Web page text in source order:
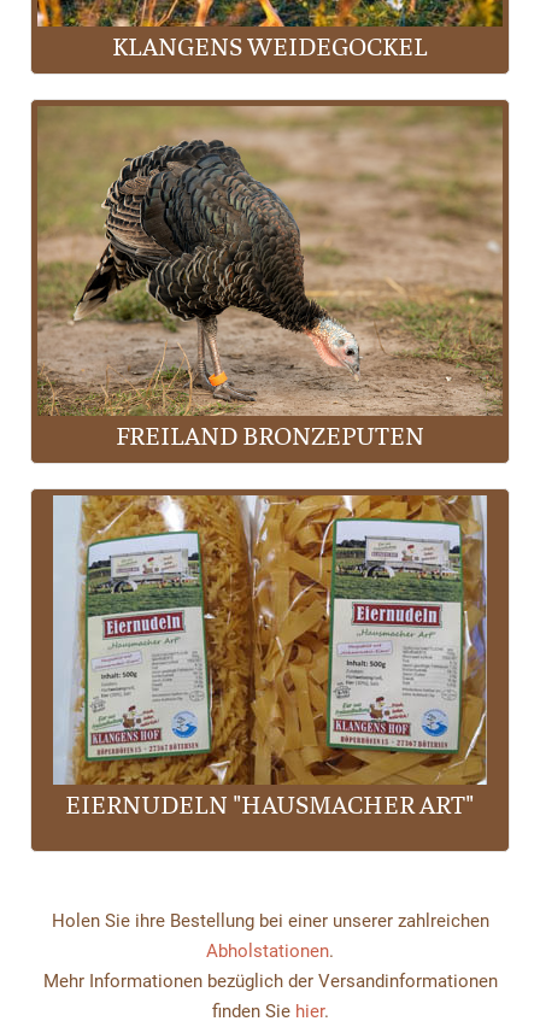
KLANGENS WEIDEGOCKEL
FREILAND BRONZEPUTEN
EIERNUDELN "HAUSMACHER ART"
Holen Sie ihre Bestellung bei einer unserer zahlreichen
Abholstationen.
Mehr Informationen bezüglich der Versandinformationen
finden Sie hier.